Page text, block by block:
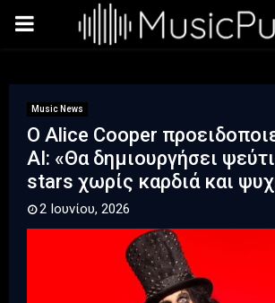
PRIMARY
Music News
Ο Alice Cooper
AI: «Θα δημιουργήσει
stars χωρίς καρδιά και
2 Ιουνίου, 2026